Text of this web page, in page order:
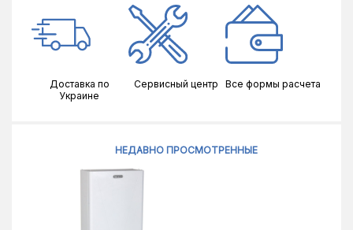
Доставка по
Украине
Сервисный центр Все формы расчета
НЕДАВНО ПРОСМОТРЕННЫЕ